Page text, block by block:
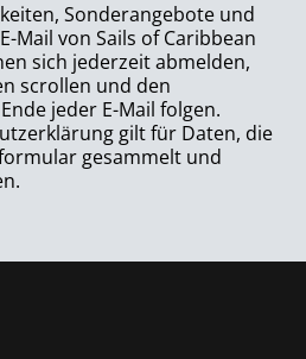
Sonderangebote und
Mail von Sails of Caribbean
sich jederzeit abmelden,
scrollen und den
jeder E-Mail folgen.
gilt für Daten, die
gesammelt und